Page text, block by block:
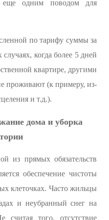
еще одним поводом для
по тарифу суммы за
когда более 5 дней
квартире, другими
проживают (к примеру, из-
и т.д.).
дома и уборка
из прямых обязательств
обеспечение чистоты
клеточках. Часто жильцы
и неубранный снег на
считая того, отсутствие